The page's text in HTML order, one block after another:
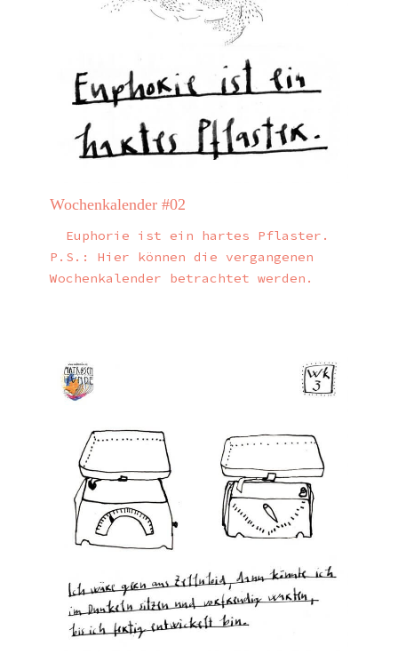
Wochenkalender #02
Euphorie ist ein hartes Pflaster.
P.S.: Hier können die vergangenen
Wochenkalender betrachtet werden.